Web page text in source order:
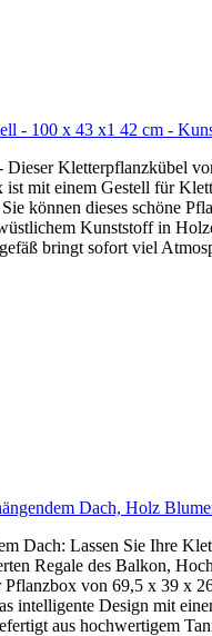
- 100 x 43 x1 42 cm -
Kletterpflanzkübel
mit einem Gestell für
können dieses schöne
Kunststoff in
bringt sofort viel
Dach, Holz
Dach: Lassen Sie Ihre
Regale des Balkon,
von 69,5 x 39 x
intelligente Design mit
aus hochwertigem